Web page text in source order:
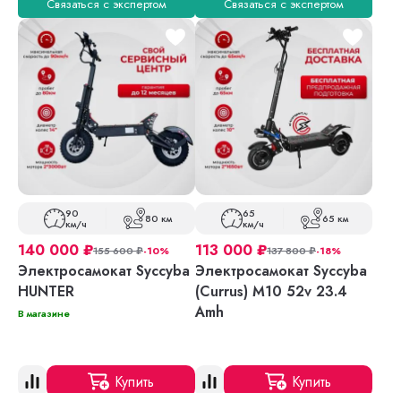
Связаться с экспертом Связаться с экспертом
90
км/ч 80 км
140 000 ₽155 600₽-10%
Электросамокат Syccyba
HUNTER
В магазине
Купить
65
км/ч 65 км
113 000 ₽137 800₽-18%
Электросамокат Syccyba
(Currus) M10 52v 23.4
Amh
Купить